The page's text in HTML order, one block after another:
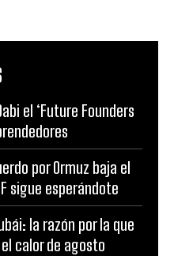
el ‘Future Founders
por Ormuz baja el
sigue esperándote
la razón por la que
calor de agosto